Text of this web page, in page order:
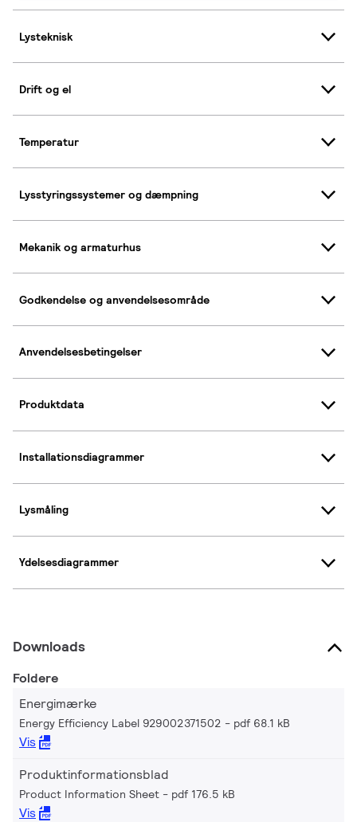
Lysteknisk
Drift og el
Temperatur
Lysstyringssystemer og dæmpning
Mekanik og armaturhus
Godkendelse og anvendelsesområde
Anvendelsesbetingelser
Produktdata
Installationsdiagrammer
Lysmåling
Ydelsesdiagrammer
Downloads
Foldere
Energimærke
Energy Efficiency Label 929002371502 pdf 68.1 kB
Vis
Produktinformationsblad
Product Information Sheet pdf 176.5 kB
Vis